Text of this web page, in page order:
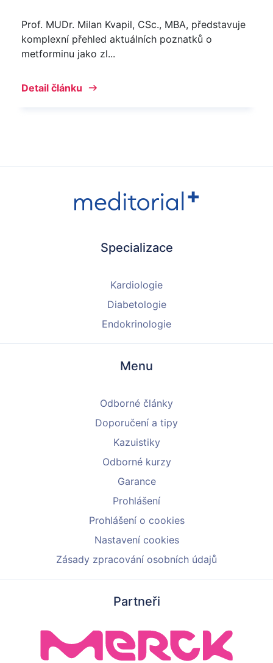
Prof. MUDr. Milan Kvapil, CSc., MBA, představuje
komplexní přehled aktuálních poznatků o
metforminu jako zl...
Detail článku
Specializace
Kardiologie
Diabetologie
Endokrinologie
Menu
Odborné články
Doporučení a tipy
Kazuistiky
Odborné kurzy
Garance
Prohlášení
Prohlášení o cookies
Nastavení cookies
Zásady zpracování osobních údajů
Partneři